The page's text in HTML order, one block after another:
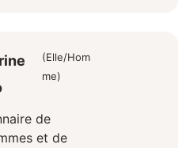
(Elle/Hom
me)
de
et de